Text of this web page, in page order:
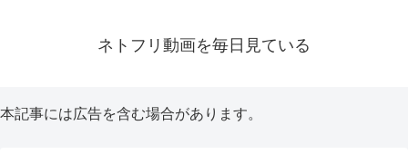
ネトフリ動画を毎日見ている
本記事には広告を含む場合があります。